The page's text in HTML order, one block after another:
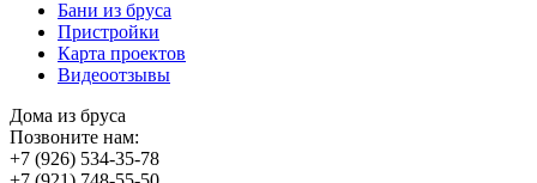
Бани из бруса
Пристройки
Карта проектов
Видеоотзывы
Дома из бруса
Позвоните нам:
+7 (926) 534-35-78